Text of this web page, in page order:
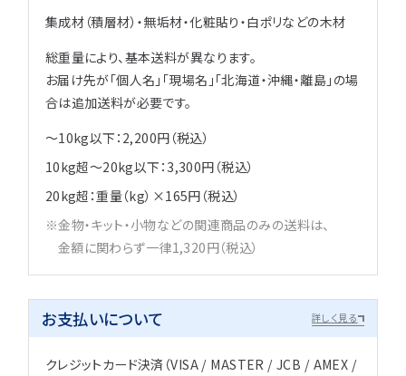
集成材（積層材）・無垢材・化粧貼り・白ポリなどの木材
総重量により、基本送料が異なります。
お届け先が「個人名」「現場名」「北海道・沖縄・離島」の場
合は追加送料が必要です。
～10kg以下：2,200円（税込）
10kg超～20kg以下：3,300円（税込）
20kg超：重量（kg）×165円（税込）
金物・キット・小物などの関連商品のみの送料は、
金額に関わらず一律1,320円（税込）
お支払いについて 詳しく見る
クレジットカード決済（VISA / MASTER / JCB / AMEX /